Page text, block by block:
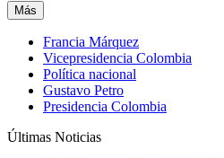
Más
Francia Márquez
Vicepresidencia Colombia
Política nacional
Gustavo Petro
Presidencia Colombia
Últimas Noticias